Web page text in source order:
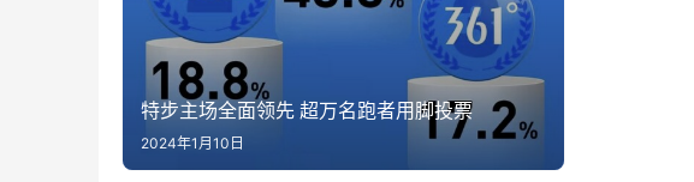
特步主场全面领先 超万名跑者用脚投票
2024年1月10日